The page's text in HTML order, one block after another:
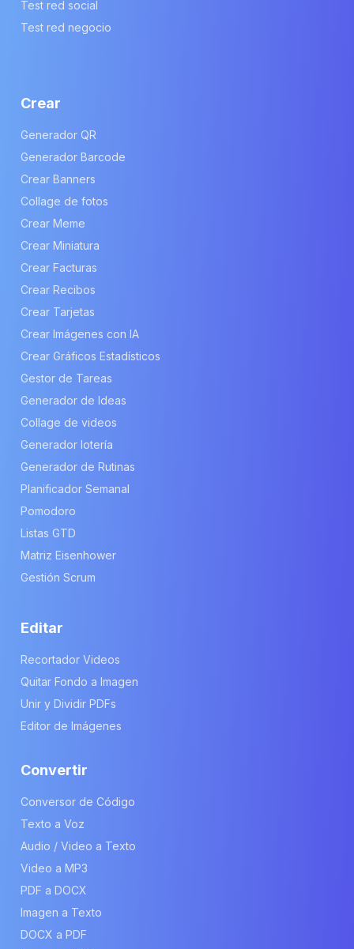
Test red social
Test red negocio
Crear
Generador QR
Generador Barcode
Crear Banners
Collage de fotos
Crear Meme
Crear Miniatura
Crear Facturas
Crear Recibos
Crear Tarjetas
Crear Imágenes con IA
Crear Gráficos Estadísticos
Gestor de Tareas
Generador de Ideas
Collage de videos
Generador lotería
Generador de Rutinas
Planificador Semanal
Pomodoro
Listas GTD
Matriz Eisenhower
Gestión Scrum
Editar
Recortador Videos
Quitar Fondo a Imagen
Unir y Dividir PDFs
Editor de Imágenes
Convertir
Conversor de Código
Texto a Voz
Audio / Video a Texto
Video a MP3
PDF a DOCX
Imagen a Texto
DOCX a PDF